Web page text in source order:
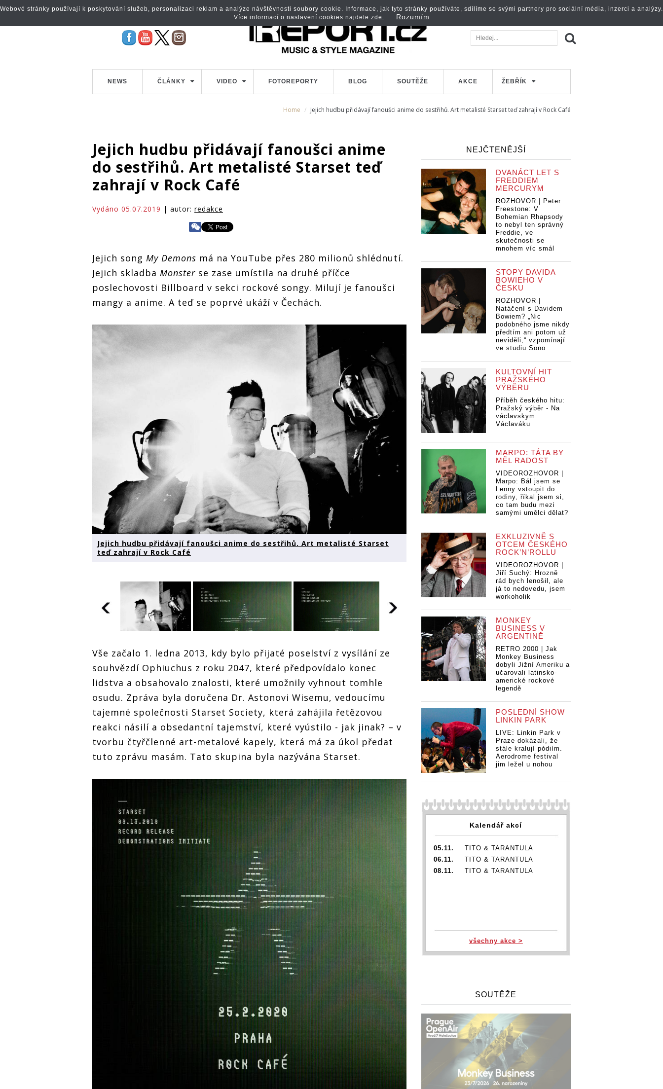
NEWS ČLÁNKY VIDEO FOTOREPORTY BLOG SOUTĚŽE AKCE ŽEBŘÍK
Home Jejich hudbu přidávají fanoušci anime do sestřihů. Art metalisté Starset teď zahrají v Rock Café
Jejich hudbu přidávají fanoušci anime
do sestřihů. Art metalisté Starset teď
zahrají v Rock Café
Vydáno 05.07.2019 | autor: redakce
Jejich song My Demons má na YouTube přes 280 milionů shlédnutí.
Jejich skladba Monster se zase umístila na druhé příčce
poslechovosti Billboard v sekci rockové songy. Milují je fanoušci
mangy a anime. A teď se poprvé ukáží v Čechách.
Jejich hudbu přidávají fanoušci anime do sestřihů. Art metalisté Starset
teď zahrají v Rock Café
Jejich hudbu přidávají
fanoušci anime do
sestřihů. Art metalisté
Starset teď zahrají v
Jejich hudbu přidávají
fanoušci anime do
sestřihů. Art metalisté
Starset teď zahrají v
Rock Café
Jejich hudbu přidávají
fanoušci anime do
sestřihů. Art metalisté
Starset teď zahrají v
Rock Café
Jejich hudbu přidávají
fanoušci anime do
sestřihů. Art metalisté
Starset teď zahrají v
Jejich hudbu přidávají
sestřihů. Art metalisté
Starset teď zahrají v
Rock Café
Vše začalo 1. ledna 2013, kdy bylo přijaté poselství z vysílání ze
souhvězdí Ophiuchus z roku 2047, které předpovídalo konec
lidstva a obsahovalo znalosti, které umožnily vyhnout tomhle
osudu. Zpráva byla doručena Dr. Astonovi Wisemu, vedoucímu
tajemné společnosti Starset Society, která zahájila řetězovou
reakci násilí a obsedantní tajemství, které vyústilo - jak jinak? – v
tvorbu čtyřčlenné art-metalové kapely, která má za úkol předat
tuto zprávu masám. Tato skupina byla nazývána Starset.
NEJČTENĚJŠÍ
DVANÁCT LET S
FREDDIEM
MERCURYM
ROZHOVOR | Peter
Freestone: V
Bohemian Rhapsody
to nebyl ten správný
Freddie, ve
skutečnosti se
mnohem víc smál
STOPY DAVIDA
BOWIEHO V
ČESKU
ROZHOVOR |
Natáčení s Davidem
Bowiem? „Nic
podobného jsme nikdy
předtím ani potom už
neviděli,“ vzpomínají
ve studiu Sono
KULTOVNÍ HIT
PRAŽSKÉHO
VÝBĚRU
Příběh českého hitu:
Pražský výběr - Na
václavskym
Václaváku
MARPO: TÁTA BY
MĚL RADOST
VIDEOROZHOVOR |
Marpo: Bál jsem se
Lenny vstoupit do
rodiny, říkal jsem si,
co tam budu mezi
samými umělci dělat?
EXKLUZIVNĚ S
OTCEM ČESKÉHO
ROCK’N’ROLLU
VIDEOROZHOVOR |
Jiří Suchý: Hrozně
rád bych lenošil, ale
já to nedovedu, jsem
workoholik
MONKEY
BUSINESS V
ARGENTINĚ
RETRO 2000 | Jak
Monkey Business
dobyli Jižní Ameriku a
učarovali latinsko-
americké rockové
legendě
POSLEDNÍ SHOW
LINKIN PARK
LIVE: Linkin Park v
Praze dokázali, že
stále kralují pódiím.
Aerodrome festival
jim ležel u nohou
Kalendář akcí
05.11.
TITO & TARANTULA
06.11.
TITO & TARANTULA
08.11.
TITO & TARANTULA
všechny akce >
SOUTĚŽE
Webové stránky používají k poskytování služeb, personalizaci reklam a analýze návštěvnosti soubory cookie. Informace, jak tyto stránky používáte, sdílíme se svými partnery pro sociální média, inzerci a analýzy.
Více informací o nastavení cookies najdete zde. Rozumím